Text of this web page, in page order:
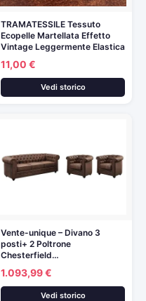
TRAMATESSILE Tessuto
Ecopelle Martellata Effetto
Vintage Leggermente Elastica
11,00 €
Vedi storico
Vente-unique – Divano 3
posti+ 2 Poltrone
Chesterfield…
1.093,99 €
Vedi storico